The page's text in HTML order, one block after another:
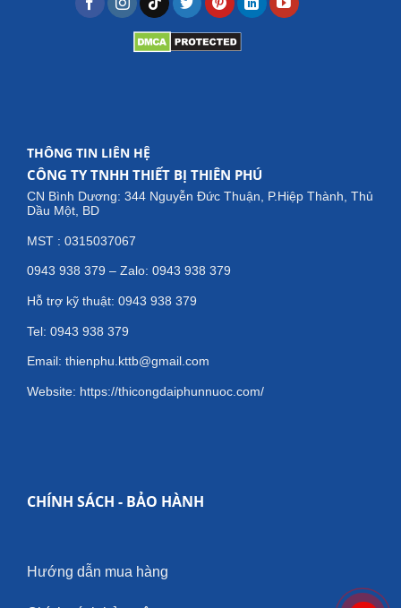
THÔNG TIN LIÊN HỆ
CÔNG TY TNHH THIẾT BỊ THIÊN PHÚ
CN Bình Dương: 344 Nguyễn Đức Thuận, P.Hiệp Thành, Thủ
Dầu Một, BD
MST : 0315037067
0943 938 379 – Zalo: 0943 938 379
Hỗ trợ kỹ thuật: 0943 938 379
Tel: 0943 938 379
Email: thienphu.kttb@gmail.com
Website: https://thicongdaiphunnuoc.com/
CHÍNH SÁCH - BẢO HÀNH
Hướng dẫn mua hàng